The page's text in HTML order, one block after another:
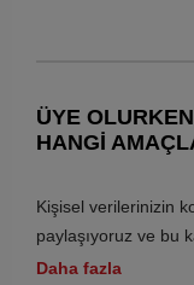
ÜYE
HANGI
Kişisel verilerinizin
paylaşıyoruz ve bu
Verilerin Korunması
Daha fazla